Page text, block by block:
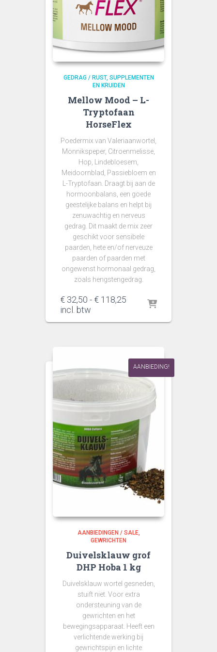
GEDRAG / RUST SUPPLEMENTEN
EN KRUIDEN
Mellow Mood – L-
Tryptofaan
HorseFlex
Poedermix van Valeriaanwortel,
Monnikspeper, Citroenmelisse,
Hop, Lindebloesem,
Meidoornblad, Passiebloem en
L-Tryptofaan. Draagt bij aan de
hormoonbalans, een goede
geestelijke balans en helpt bij
zenuwachtig en nerveus
gedrag. Dit maakt de mix zeer
geschikt voor sensibele
paarden, hete en/of nerveuze
paarden of paarden met
ongewenst hormonaal gedrag,
zoals hengstengedrag.
€ 32,50 - € 118,25 Prijsklasse:
€ 32,50
incl. btw
AANBIEDING!
AANBIEDINGEN / SALE
GEWRICHTEN
Duivelsklauw grof
DHP Hoba 1 kg
Duivelsklauw wortel gesneden,
stuift niet. Voor extra
ondersteuning van de
gewrichten en het
bewegingsapparaat. Heeft een
verlichtende werking bij
gewrichtspijn en lichte